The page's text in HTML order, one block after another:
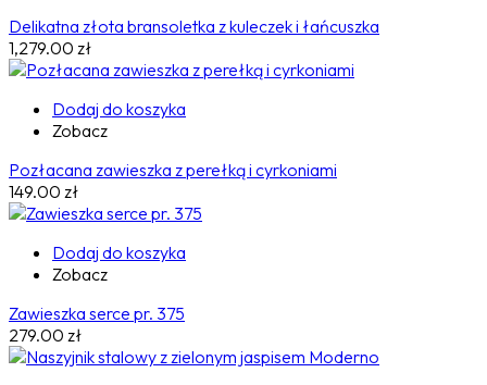
Delikatna złota bransoletka z kuleczek i łańcuszka
1,279.00 zł
Dodaj do koszyka
Zobacz
Pozłacana zawieszka z perełką i cyrkoniami
149.00 zł
Dodaj do koszyka
Zobacz
Zawieszka serce pr. 375
279.00 zł